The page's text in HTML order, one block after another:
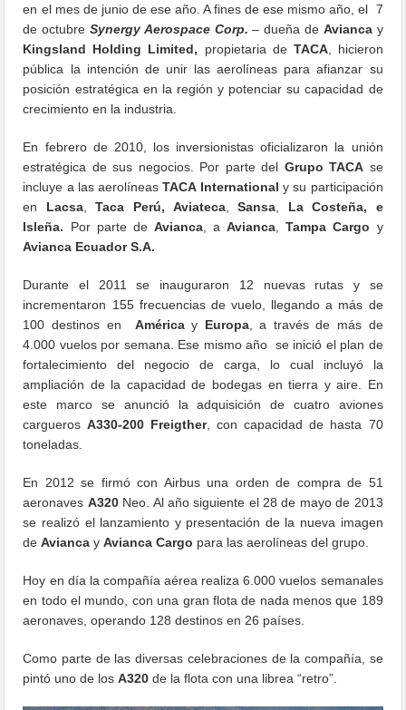
en el mes de junio de ese año. A fines de ese mismo año, el 7
de octubreSynergy Ae​rospace Corp. – dueña de Aviancay
Kingsland Holding Limited, propietaria de TACA, hicieron
pública la intención de unir las aerolíneas para afianzar su
posición estratégica en la región y potenciar su capacidad de
crecimiento en la industria.
En febrero de 2010, los inversionistas ofic​ializaron la unión
estratégica de sus negocios. Por parte del Grupo TACA se
incluye a las aerolíneas TACA International y su participación
en Lacsa, Taca Perú, Aviateca ,Sansa
La Costeña, e
Isleña. Por parte de Avianca, aAvianca Tampa Cargo y
Avianca Ecuador S.A.
Durante el 2011 se inauguraron 12 nuevas rutas y se
incrementaron 155 frecuencias de vuelo, llegando a más de
100 destinos en Américay Europa, a​ través de más de
4.000 vuelos por semana. Ese mismo año se inició el plan de
fortalecimiento d​el negocio de carga, lo cual incluyó la
ampliación de la capacidad de bodegas en tierra y aire. En
este marco se anunció la adquisición de cuatro aviones
cargueros A330-200 Freigther, con capacidad de hasta 70
toneladas.
En 2012 se firmó con Airbus una orden de compra de 51
aeronaves A320Neo. Al año siguiente el 28 de mayo de 2013
se realizó el lanzamiento y presentación de la nueva imagen
deAvianca yAvianca Cargo para las aerolíneas del grupo.
Hoy en día la compañía aérea realiza 6.000 vuelos semanales
en todo el mundo, con una gran flota de nada menos que 189
aeronaves, operando 128 destinos en 26 países.
Como parte de las diversas celebraciones de la compañía, se
pintó uno de losA320 de la flota con una librea “retro”.